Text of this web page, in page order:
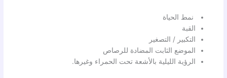
نمط الحياة
القبة
التكبير / التصغير
الموضع الثابت المضادة للرصاص
الرؤية الليلية بالأشعة تحت الحمراء وغيرها.